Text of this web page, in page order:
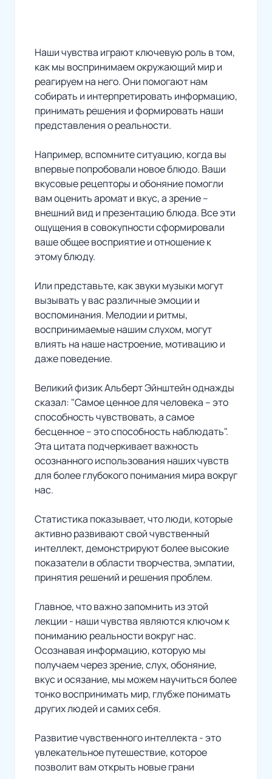
Наши чувства играют ключевую роль в том,
как мы воспринимаем окружающий мир и
реагируем на него. Они помогают нам
собирать и интерпретировать информацию,
принимать решения и формировать наши
представления о реальности.
Например, вспомните ситуацию, когда вы
впервые попробовали новое блюдо. Ваши
вкусовые рецепторы и обоняние помогли
вам оценить аромат и вкус, а зрение –
внешний вид и презентацию блюда. Все эти
ощущения в совокупности сформировали
ваше общее восприятие и отношение к
этому блюду.
Или представьте, как звуки музыки могут
вызывать у вас различные эмоции и
воспоминания. Мелодии и ритмы,
воспринимаемые нашим слухом, могут
влиять на наше настроение, мотивацию и
даже поведение.
Великий физик Альберт Эйнштейн однажды
сказал: "Самое ценное для человека – это
способность чувствовать, а самое
бесценное – это способность наблюдать".
Эта цитата подчеркивает важность
осознанного использования наших чувств
для более глубокого понимания мира вокруг
нас.
Статистика показывает, что люди, которые
активно развивают свой чувственный
интеллект, демонстрируют более высокие
показатели в области творчества, эмпатии,
принятия решений и решения проблем.
Главное, что важно запомнить из этой
лекции - наши чувства являются ключом к
пониманию реальности вокруг нас.
Осознавая информацию, которую мы
получаем через зрение, слух, обоняние,
вкус и осязание, мы можем научиться более
тонко воспринимать мир, глубже понимать
других людей и самих себя.
Развитие чувственного интеллекта - это
увлекательное путешествие, которое
позволит вам открыть новые грани